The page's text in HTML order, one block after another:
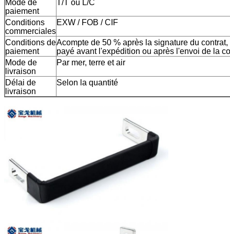
Mode de
paiement
T/T ou L/C
Conditions
commerciales
EXW / FOB / CIF
Conditions de
paiement
Acompte de 50 % après la signature du
payé avant l'expédition ou après l'envoi de la
Mode de
livraison
Par mer, terre et air
Délai de
livraison
Selon la quantité